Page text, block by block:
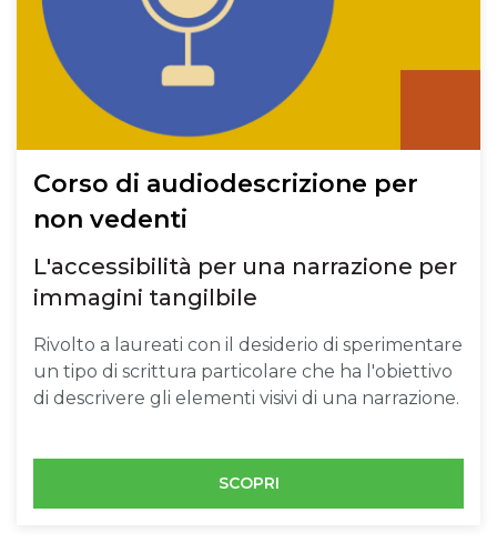
Corso di audiodescrizione per
non vedenti
L'accessibilità per una narrazione per
immagini tangilbile
Rivolto a laureati con il desiderio di sperimentare
un tipo di scrittura particolare che ha l'obiettivo
di descrivere gli elementi visivi di una narrazione.
SCOPRI